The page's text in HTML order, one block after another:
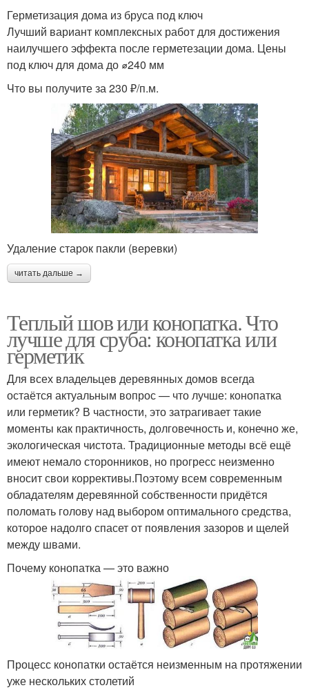
Герметизация дома из бруса под ключ
Лучший вариант комплексных работ для достижения
наилучшего эффекта после герметезации дома. Цены
под ключ для дома до ⌀240 мм
Что вы получите за 230 ₽/п.м.
Удаление старок пакли (веревки)
читать дальше →
Теплый шов или конопатка. Что
лучше для сруба: конопатка или
герметик
Для всех владельцев деревянных домов всегда
остаётся актуальным вопрос — что лучше: конопатка
или герметик? В частности, это затрагивает такие
моменты как практичность, долговечность и, конечно же,
экологическая чистота. Традиционные методы всё ещё
имеют немало сторонников, но прогресс неизменно
вносит свои коррективы.Поэтому всем современным
обладателям деревянной собственности придётся
поломать голову над выбором оптимального средства,
которое надолго спасет от появления зазоров и щелей
между швами.
Почему конопатка — это важно
Процесс конопатки остаётся неизменным на протяжении
уже нескольких столетий